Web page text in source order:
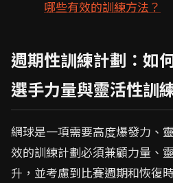
哪些有效的訓練方法？
週期性訓練計劃：如
選手力量與靈活性訓
網球是一項需要高度爆發力、
效的訓練計劃必須兼顧力量、
升，並考慮到比賽週期和恢復